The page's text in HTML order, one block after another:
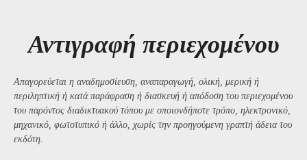
Αντιγραφή περιεχομένου
Απαγορεύεται η αναδημοσίευση, αναπαραγωγή, ολική, μερική ή
περιληπτική ή κατά παράφραση ή διασκευή ή απόδοση του περιεχομένου
του παρόντος διαδικτυακού τόπου με οποιονδήποτε τρόπο, ηλεκτρονικό,
μηχανικό, φωτοτυπικό ή άλλο, χωρίς την προηγούμενη γραπτή άδεια του
εκδότη.